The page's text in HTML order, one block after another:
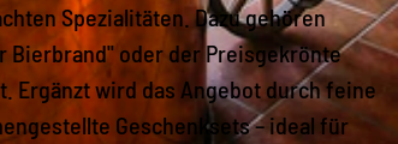
Spezialitäten. Dazu gehören
oder der Preisgekrönte
Ergänzt wird das Angebot durch feine
Geschenksets – ideal für